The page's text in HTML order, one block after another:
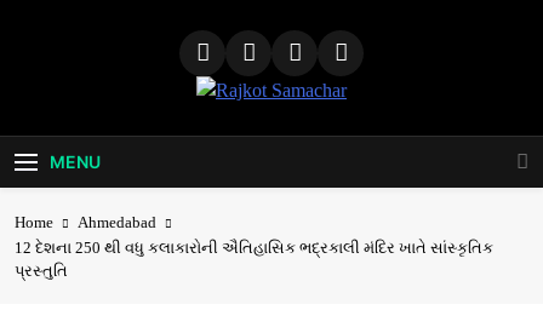
Rajkot
Samachar
MENU
Home
Ahmedabad
12 દેશના 250 થી વધુ કલાકારોની ઐતિહાસિક ભદ્રકાલી મંદિર ખાતે સાંસ્કૃતિક
પ્રસ્તુતિ